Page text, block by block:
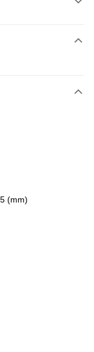
用無須另外申請。
跳轉到大哥付的交易
日，確認付款後即完
認頁面所載為準。
分期系統評分，恕無
方式。 讓您購物簡單
(mm)